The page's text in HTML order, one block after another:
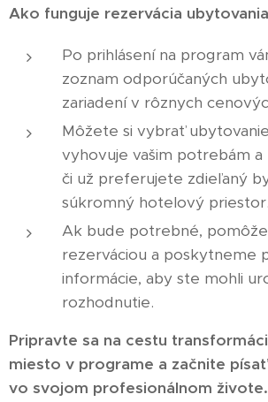
Ako funguje rezervácia
Po prihlásení na program
zoznam odporúčaných
zariadení v rôznych
Môžete si vybrať
vyhovuje vašim potrebám
či už preferujete zdieľaný
súkromný hotelový priestor.
Ak bude potrebné,
rezerváciou a poskytneme
informácie, aby ste mohli
rozhodnutie.
Pripravte sa na cestu
miesto v programe a začnite
vo svojom profesionálnom